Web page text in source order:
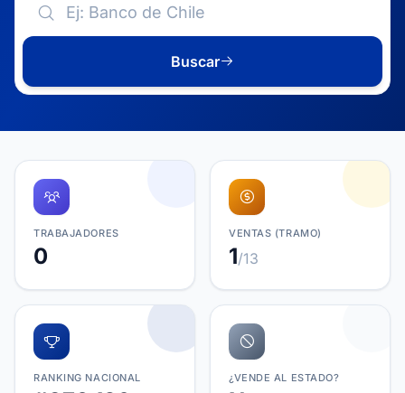
Buscar
TRABAJADORES
0
VENTAS (TRAMO)
1/13
RANKING NACIONAL ¿VENDE AL ESTADO?